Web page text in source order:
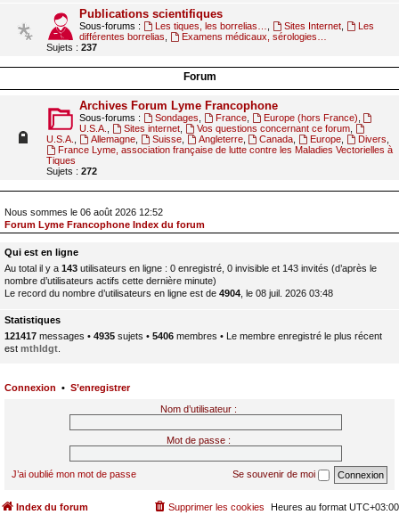
Publications scientifiques
Sous-forums : Les tiques, les borrelias… Sites Internet,
Les
différentes borrelias
Examens médicaux, sérologies…
Sujets : 237
Forum
Archives Forum Lyme Francophone
Sous-forums : Sondages France, Europe (hors France)
U.S.A.
Sites internet, Vos questions concernant ce forum,
U.S.A.
Allemagne, Suisse, Angleterre, Canada Europe Divers
France Lyme, association française de lutte contre les Maladies Vectorielles à
Tiques
Sujets : 272
Nous sommes le 06 août 2026 12:52
Forum Lyme Francophone Index du forum
Qui est en ligne
Au total il y a 143 utilisateurs en ligne : 0 enregistré, 0 invisible et 143 invités (d’après le
nombre d’utilisateurs actifs cette dernière minute)
Le record du nombre d’utilisateurs en ligne est de 4904 , le 08 juil. 2026 03:48
Statistiques
121417 messages • 4935 sujets • 5406 membres • Le membre enregistré le plus récent
est mthldgt
Connexion • S’enregistrer
Nom d’utilisateur :
Mot de passe :
J’ai oublié mon mot de passe Se souvenir de moi
Index du forum Heures au format UTC+03:00
Supprimer les cookies